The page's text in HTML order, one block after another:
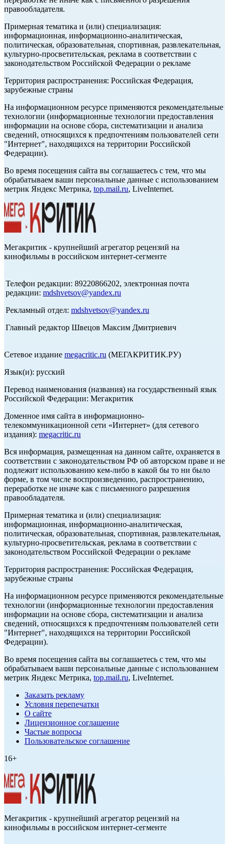
правообладателя.
Примерная тематика и (или) специализация:
информационная, информационно-аналитическая,
политическая, образовательная, спортивная, развлекательная,
культурно-просветительская, реклама в соответствии с
законодательством Российской Федерации о рекламе
Территория распространения: Российская Федерация,
зарубежные страны
На информационном ресурсе применяются рекомендательные
технологии (информационные технологии предоставления
информации на основе сбора, систематизации и анализа
сведений, относящихся к предпочтениям пользователей сети
"Интернет", находящихся на территории Российской
Федерации).
Во время посещения сайта вы соглашаетесь с тем, что мы
обрабатываем ваши персональные данные с использованием
метрик Яндекс Метрика, top.mail.ru, LiveInternet.
Мегакритик - крупнейший агрегатор рецензий на
кинофильмы в российском интернет-сегменте
Телефон редакции: 89220866202, электронная почта
редакции: mdshvetsov@yandex.ru
Рекламный отдел: mdshvetsov@yandex.ru
Главный редактор Швецов Максим Дмитриевич
Сетевое издание megacritic.ru (МЕГАКРИТИК.РУ)
Язык(и): русский
Перевод наименования (названия) на государственный язык
Российской Федерации: Мегакритик
Доменное имя сайта в информационно-
телекоммуникационной сети «Интернет» (для сетевого
издания): megacritic.ru
Вся информация, размещенная на данном сайте, охраняется в
соответствии с законодательством РФ об авторском праве и не
подлежит использованию кем-либо в какой бы то ни было
форме, в том числе воспроизведению, распространению,
переработке не иначе как с письменного разрешения
правообладателя.
Примерная тематика и (или) специализация:
информационная, информационно-аналитическая,
политическая, образовательная, спортивная, развлекательная,
культурно-просветительская, реклама в соответствии с
законодательством Российской Федерации о рекламе
Территория распространения: Российская Федерация,
зарубежные страны
На информационном ресурсе применяются рекомендательные
технологии (информационные технологии предоставления
информации на основе сбора, систематизации и анализа
сведений, относящихся к предпочтениям пользователей сети
"Интернет", находящихся на территории Российской
Федерации).
Во время посещения сайта вы соглашаетесь с тем, что мы
обрабатываем ваши персональные данные с использованием
метрик Яндекс Метрика, top.mail.ru, LiveInternet.
Заказать рекламу
Условия перепечатки
О сайте
Лицензионное соглашение
Частые вопросы
Пользовательское соглашение
16+
Мегакритик - крупнейший агрегатор рецензий на
кинофильмы в российском интернет-сегменте